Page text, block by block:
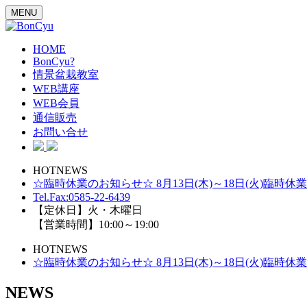
MENU
HOME
BonCyu?
情景盆栽教室
WEB講座
WEB会員
通信販売
お問い合せ
HOTNEWS
☆臨時休業のお知らせ☆ 8月13日(木)～18日(火)臨時休業
Tel.Fax:0585-22-6439
【定休日】火・木曜日
【営業時間】10:00～19:00
HOTNEWS
☆臨時休業のお知らせ☆ 8月13日(木)～18日(火)臨時休業
NEWS